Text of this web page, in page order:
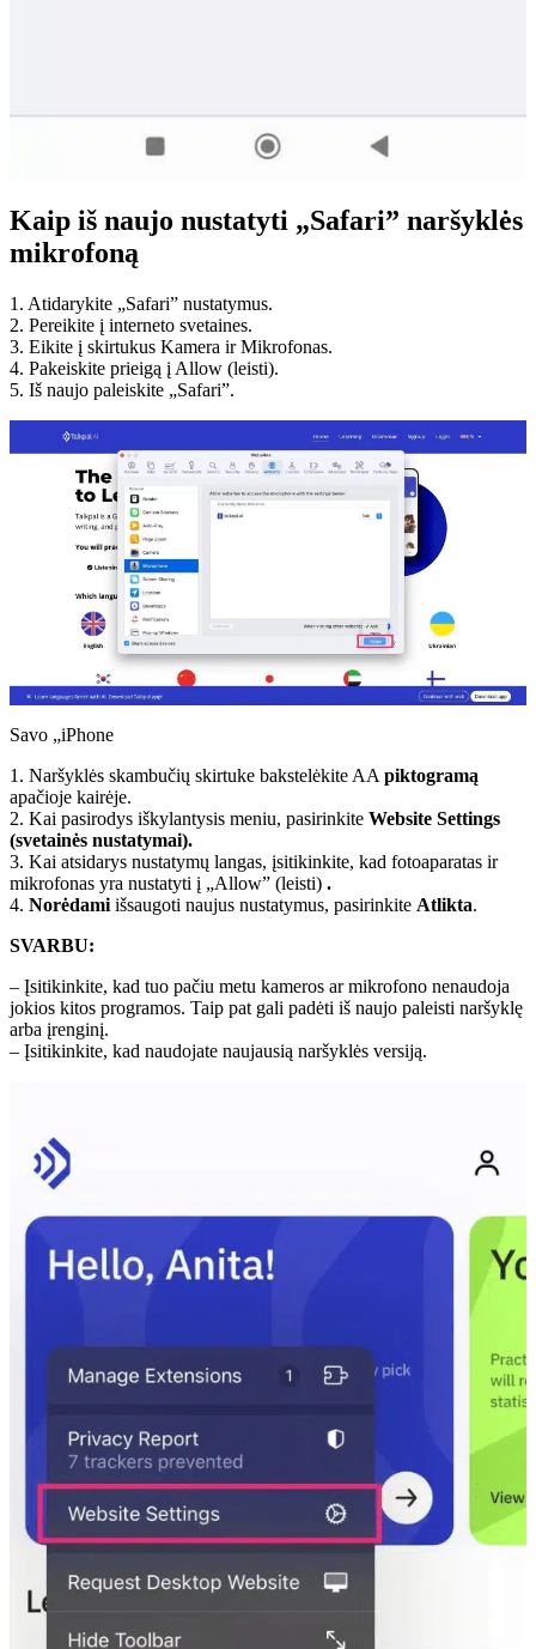
Kaip iš naujo nustatyti „Safari” naršyklės
mikrofoną
1. Atidarykite „Safari” nustatymus.
2. Pereikite į interneto svetaines.
3. Eikite į skirtukus Kamera ir Mikrofonas.
4. Pakeiskite prieigą į Allow (leisti).
5. Iš naujo paleiskite „Safari”.
Savo „iPhone
1. Naršyklės skambučių skirtuke bakstelėkite AA piktogramą
apačioje kairėje.
2. Kai pasirodys iškylantysis meniu, pasirinkite Website Settings
(svetainės nustatymai).
3. Kai atsidarys nustatymų langas, įsitikinkite, kad fotoaparatas ir
mikrofonas yra nustatyti į „Allow” (leisti) .
4. Norėdami išsaugoti naujus nustatymus, pasirinkite Atlikta.
SVARBU:
– Įsitikinkite, kad tuo pačiu metu kameros ar mikrofono nenaudoja
jokios kitos programos. Taip pat gali padėti iš naujo paleisti naršyklę
arba įrenginį.
– Įsitikinkite, kad naudojate naujausią naršyklės versiją.